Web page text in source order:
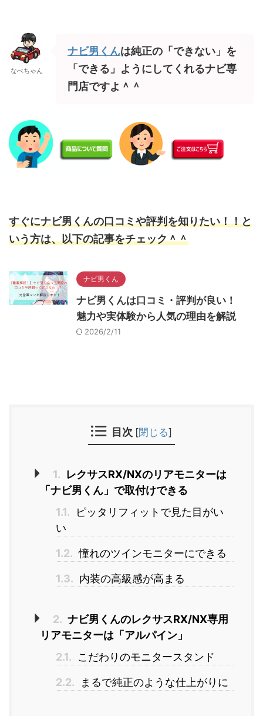
なべちゃん
ナビ男くんは純正の「できない」を
「できる」ようにしてくれるナビ専
門店ですよ＾＾
すぐにナビ男くんの口コミや評判を知りたい！！と
いう方は、以下の記事をチェック＾＾
ナビ男くん
ナビ男くんは口コミ・評判が良い！
魅力や実体験から人気の理由を解説
2026/2/11
目次 [閉じる]
1. レクサスRX/NXのリアモニターは
「ナビ男くん」で取付けできる
1.1.
ピッタリフィットで見た目がい
い
1.2. 憧れのツインモニターにできる
1.3. 内装の高級感が高まる
2. ナビ男くんのレクサスRX/NX専用
リアモニターは「アルパイン」
2.1.
こだわりのモニタースタンド
2.2. まるで純正のような仕上がりに